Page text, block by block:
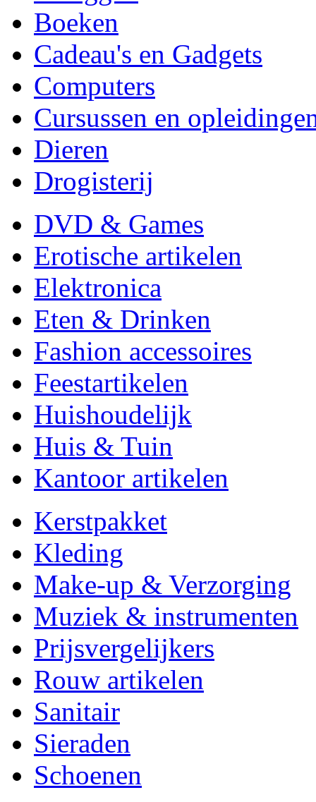
Boeken
Cadeau's en Gadgets
Computers
Cursussen en
Dieren
Drogisterij
DVD & Games
Erotische artikelen
Elektronica
Eten & Drinken
Fashion accessoires
Feestartikelen
Huishoudelijk
Huis & Tuin
Kantoor artikelen
Kerstpakket
Kleding
Make-up & Verzorging
Muziek & instrumenten
Prijsvergelijkers
Rouw artikelen
Sanitair
Sieraden
Schoenen